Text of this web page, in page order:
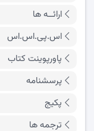
ارائــه ها
اس.پی.اس.اس
پاورپوینت کتاب
پرسشنامه
پکیج
ترجمه ها